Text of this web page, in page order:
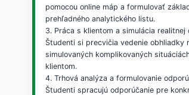
pomocou online máp a formulovať
prehľadného analytického listu.
3. Práca s klientom a simulácia realitnej
Študenti si precvičia vedenie obhliadky
simulovaných komplikovaných
klientom.
4. Trhová analýza a formulovanie
Študenti spracujú odporúčanie pre